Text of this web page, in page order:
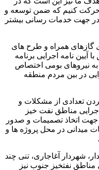
حرکت کنیم که ضمن توسعه و
جهت خدمات رسانی بیشتر
گازهای همراه و طرح های
آیین نامه اجرایی برنامه
نیروهای بومی اختصاص
در بین مردم منطقه
تعدادی از مشکلات و
مناطق نفت خیز
اتخاذ تصمیمات و صدور
میدانی در محل پروژه ها و
شهردار آغاجاری، تنی چند
نفتخیز جنوب نیز